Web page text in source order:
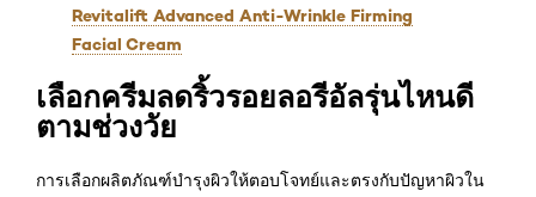
Revitalift Advanced Anti-Wrinkle Firming
Facial Cream
เลือกครีมลดริ้วรอยลอรีอัลรุ่นไหนดี
ตามช่วงวัย
การเลือกผลิตภัณฑ์บำรุงผิวให้ตอบโจทย์และตรงกับปัญหาผิวใน